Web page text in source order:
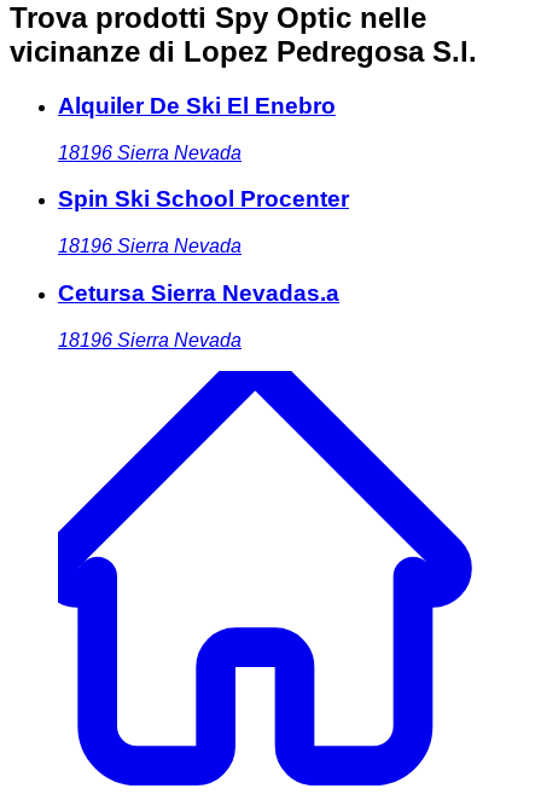
Trova prodotti Spy Optic nelle
vicinanze di Lopez Pedregosa S.l.
Alquiler De Ski El Enebro
18196 Sierra Nevada
Spin Ski School Procenter
18196 Sierra Nevada
Cetursa Sierra Nevadas.a
18196 Sierra Nevada